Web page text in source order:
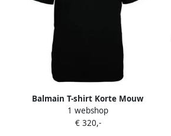
Balmain T-shirt Korte Mouw
1 webshop
€ 320,-